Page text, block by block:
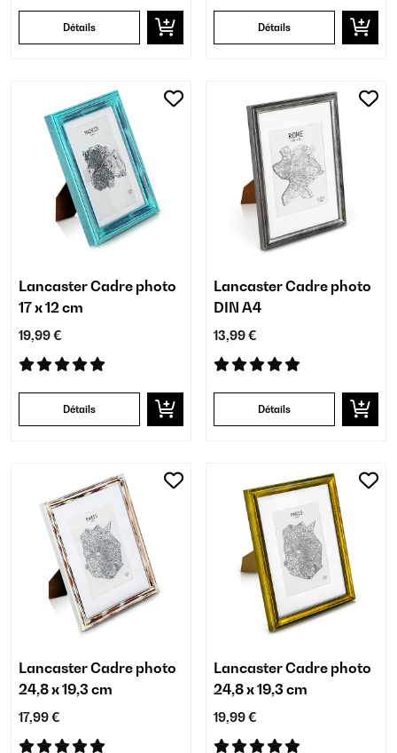
Détails Détails
Lancaster Cadre photo
17 x 12 cm
19,99 €
Détails
Lancaster Cadre photo
DIN A4
13,99 €
Détails
Lancaster Cadre photo
24,8 x 19,3 cm
17,99 €
Lancaster Cadre photo
24,8 x 19,3 cm
19,99 €